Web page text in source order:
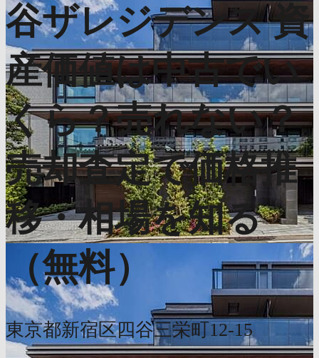
谷ザレジデンス 資
産価値は中古でい
くら？売れない？
売却査定で価格推
移・相場を知る
（無料）
東京都新宿区四谷三栄町12-15